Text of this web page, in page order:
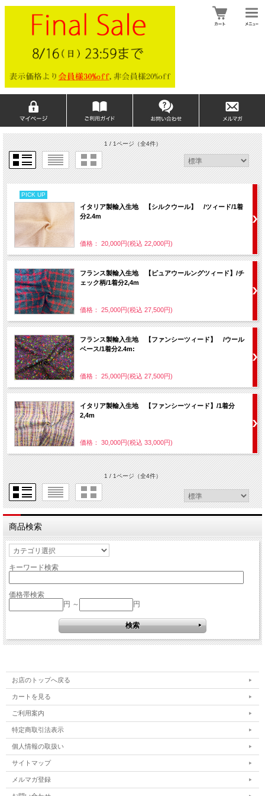
1 / 1ページ（全4件）
PICK UP
イタリア製輸入生地 【シルクウール】 /ツィード/1着
分2.4m
価格： 20,000円(税込 22,000円)
フランス製輸入生地 【ピュアウールングツィード】/チ
ェック柄/1着分2,4m
価格： 25,000円(税込 27,500円)
フランス製輸入生地 【ファンシーツィード】 /ウール
ベース/1着分2.4m:
価格： 25,000円(税込 27,500円)
イタリア製輸入生地 【ファンシーツィード】/1着分
2,4m
価格： 30,000円(税込 33,000円)
1 / 1ページ（全4件）
商品検索
キーワード検索
価格帯検索
円 ～
円
お店のトップへ戻る
カートを見る
ご利用案内
特定商取引法表示
個人情報の取扱い
サイトマップ
メルマガ登録